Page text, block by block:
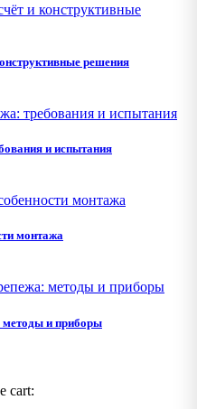
решения
и испытания
монтажа
методы и приборы
cart: